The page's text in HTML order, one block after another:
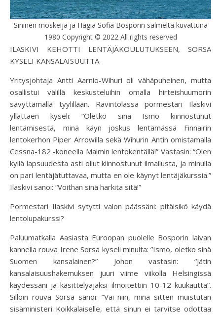
Sininen moskeija ja Hagia Sofia Bosporin salmelta kuvattuna
1980 Copyright © 2022 All rights reserved
ILASKIVI KEHOTTI LENTÄJÄKOULUTUKSEEN, SORSA
KYSELI KANSALAISUUTTA
Yritysjohtaja Antti Aarnio-Wihuri oli vähäpuheinen, mutta
osallistui välillä keskusteluihin omalla hirteishuumorin
sävyttämällä tyylillään. Ravintolassa pormestari Ilaskivi
yllättäen kyseli: “Oletko sinä Ismo kiinnostunut
lentämisestä, minä käyn joskus lentämässä Finnairin
lentokerhon Piper Arrowilla sekä Wihurin Antin omistamalla
Cessna-182 -koneella Malmin lentokentällä!” Vastasin: “Olen
kyllä lapsuudesta asti ollut kiinnostunut ilmailusta, ja minulla
on pari lentäjätuttavaa, mutta en ole käynyt lentäjäkurssia.”
Ilaskivi sanoi: “Voithan sinä harkita sitä!”
Pormestari Ilaskivi sytytti valon päässäni: pitäisikö käydä
lentolupakurssi?
Paluumatkalla Aasiasta Euroopan puolelle Bosporin laivan
kannella rouva Irene Sorsa kyseli minulta: ”Ismo, oletko sinä
Suomen kansalainen?” Johon vastasin: “Jätin
kansalaisuushakemuksen juuri viime viikolla Helsingissä
käydessäni ja käsittelyajaksi ilmoitettiin 10-12 kuukautta”.
Silloin rouva Sorsa sanoi: ”Vai niin, minä sitten muistutan
sisäministeri Koikkalaiselle, että sinun ei tarvitse odottaa